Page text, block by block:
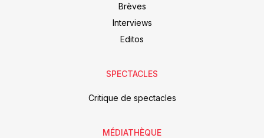
Brèves
Interviews
Editos
SPECTACLES
Critique de spectacles
MÉDIATHÈQUE